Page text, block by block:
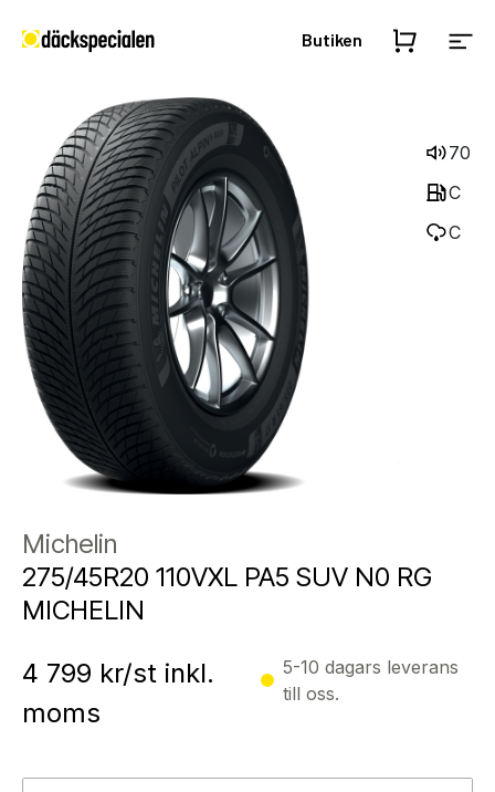
Butiken
70
C
C
Michelin
275/45R20 110VXL PA5 SUV N0 RG
MICHELIN
4 799 kr/st inkl.
moms
5-10 dagars leverans
till oss.